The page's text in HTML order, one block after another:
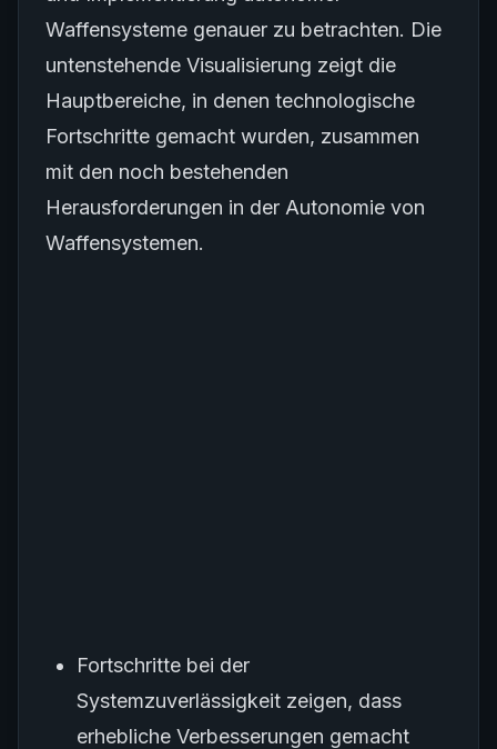
Waffensysteme genauer zu betrachten. Die
untenstehende Visualisierung zeigt die
Hauptbereiche, in denen technologische
Fortschritte gemacht wurden, zusammen
mit den noch bestehenden
Herausforderungen in der Autonomie von
Waffensystemen.
Fortschritte bei der
Systemzuverlässigkeit zeigen, dass
erhebliche Verbesserungen gemacht